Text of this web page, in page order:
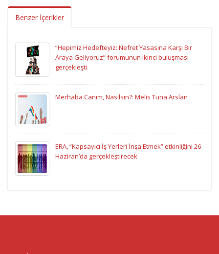
Benzer İçerikler
“Hepimiz Hedefteyiz: Nefret Yasasına Karşı Bir
Araya Geliyoruz” forumunun ikinci buluşması
gerçekleşti
Merhaba Canım, Nasılsın?: Melis Tuna Arslan
ERA, “Kapsayıcı İş Yerleri İnşa Etmek” etkinliğini 26
Haziran’da gerçekleştirecek